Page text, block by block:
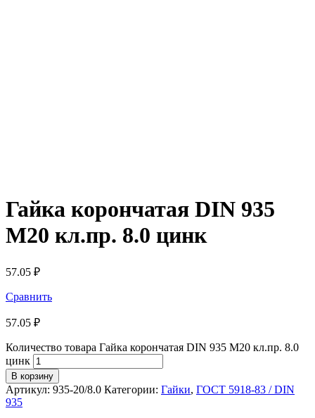
Гайка корончатая DIN 935
М20 кл.пр. 8.0 цинк
57.05 ₽
Сравнить
57.05 ₽
Количество товара Гайка корончатая DIN 935 М20 кл.пр. 8.0
цинк
В корзину
Артикул: 935-20/8.0 Категории: Гайки, ГОСТ 5918-83 / DIN
935